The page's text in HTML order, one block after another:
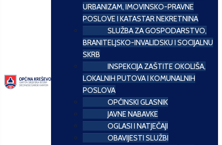
URBANIZAM, IMOVINSKO-PRAVNE
POSLOVE I KATASTAR NEKRETNINA
SLUŽBA ZA GOSPODARSTVO,
BRANITELJSKO-INVALIDSKU I SOCIJALNU
SKRB
INSPEKCIJA ZAŠTITE OKOLIŠA,
LOKALNIH PUTOVA I KOMUNALNIH
POSLOVA
OPĆINSKI GLASNIK
JAVNE NABAVKE
OGLASI I NATJEČAJI
OBAVIJESTI SLUŽBI